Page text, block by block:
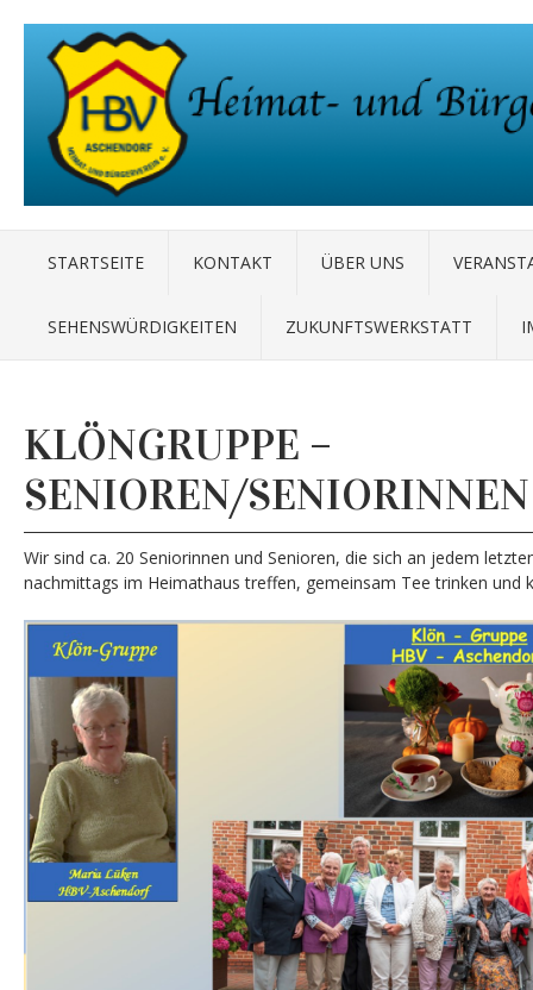
STARTSEITE KONTAKT ÜBER UNS
SEHENSWÜRDIGKEITEN ZUKUNFTSWERKSTATT
KLÖNGRUPPE –
SENIOREN/SENIORINNEN
Wir sind ca. 20 Seniorinnen und Senioren, die sich an jedem
nachmittags im Heimathaus treffen, gemeinsam Tee trinken und